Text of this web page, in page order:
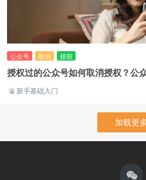
公众号 取消 授权
授权过的公众号如何取消授权？公
新手基础入门
加载更